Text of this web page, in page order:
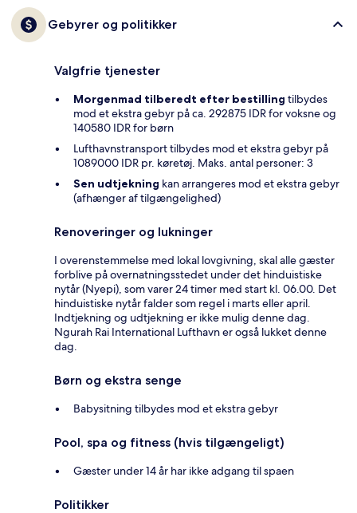
Gebyrer og politikker
Valgfrie tjenester
Morgenmad tilberedt efter bestilling tilbydes
mod et ekstra gebyr på ca. 292875 IDR for voksne og
140580 IDR for børn
Lufthavnstransport tilbydes mod et ekstra gebyr på
1089000 IDR pr. køretøj. Maks. antal personer: 3
Sen udtjekning kan arrangeres mod et ekstra gebyr
(afhænger af tilgængelighed)
Renoveringer og lukninger
I overenstemmelse med lokal lovgivning, skal alle gæster
forblive på overnatningsstedet under det hinduistiske
nytår (Nyepi), som varer 24 timer med start kl. 06.00. Det
hinduistiske nytår falder som regel i marts eller april.
Indtjekning og udtjekning er ikke mulig denne dag.
Ngurah Rai International Lufthavn er også lukket denne
dag.
Børn og ekstra senge
Babysitning tilbydes mod et ekstra gebyr
Pool, spa og fitness (hvis tilgængeligt)
Gæster under 14 år har ikke adgang til spaen
Politikker